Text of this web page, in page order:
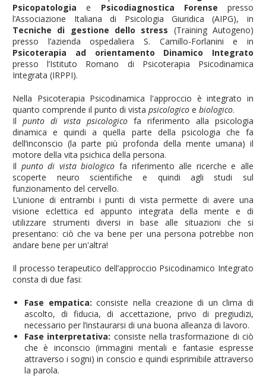
Psicopatologiae Psicodiagnostica Forense presso
l’Associazione Italiana di Psicologia Giuridica (AIPG), in
Tecniche di gestione dello stress (Training Autogeno)
presso l’azienda ospedaliera S. Camillo-Forlanini e in
Psicoterapia ad orientamento Dinamico Integrato
presso l’Istituto Romano di Psicoterapia Psicodinamica
Integrata (IRPPI).
Nella Psicoterapia Psicodinamica l'approccio è integrato in
quanto comprende il punto di vistapsicologico ebiologico.
Ilpunto di vista psicologico fa riferimento alla psicologia
dinamica e quindi a quella parte della psicologia che fa
dell’inconscio (la parte più profonda della mente umana) il
motore della vita psichica della persona.
Il punto di vista biologico fa riferimento alle ricerche e alle
scoperte neuro scientifiche e quindi agli studi sul
funzionamento del cervello.
L’unione di entrambi i punti di vista permette di avere una
visione eclettica ed appunto integrata della mente e di
utilizzare strumenti diversi in base alle situazioni che si
presentano: ciò che va bene per una persona potrebbe non
andare bene per un'altra!
Il processo terapeutico dell’approccio Psicodinamico Integrato
consta di due fasi:
Fase empatica: consiste nella creazione di un clima di
ascolto, di fiducia, di accettazione, privo di pregiudizi,
necessario per l’instaurarsi di una buona alleanza di lavoro.
Fase interpretativa: consiste nella trasformazione di ciò
che è inconscio (immagini mentali e fantasie espresse
attraverso i sogni) in conscio e quindi esprimibile attraverso
la parola.